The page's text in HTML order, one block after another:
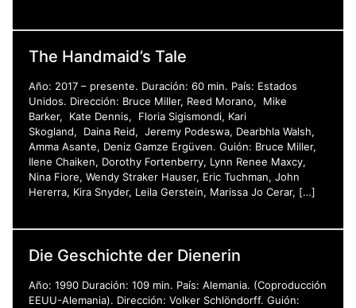
The Handmaid’s Tale
Año: 2017 – presente. Duración: 60 min. País: Estados
Unidos. Dirección: Bruce Miller, Reed Morano, Mike
Barker, Kate Dennis, Floria Sigismondi, Kari
Skogland, Daina Reid, Jeremy Podeswa, Dearbhla Walsh,
Amma Asante, Deniz Gamze Ergüven. Guión: Bruce Miller,
Ilene Chaiken, Dorothy Fortenberry, Lynn Renee Maxcy,
Nina Fiore, Wendy Straker Hauser, Eric Tuchman, John
Hererra, Kira Snyder, Leila Gerstein, Marissa Jo Cerar, […]
Die Geschichte der Dienerin
Año: 1990 Duración: 109 min. País: Alemania. (Coproducción
EEUU-Alemania). Dirección: Volker Schlöndorff. Guión: